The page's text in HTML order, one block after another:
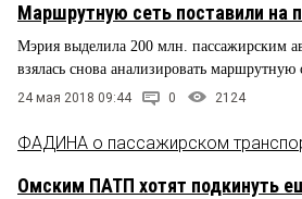
Маршрутную сеть поставили на
Мэрия выделила 200 млн. пассажирским
взялась снова анализировать маршрутную
24 мая 2018 09:44 0 2124
ФАДИНА о пассажирском
Омским ПАТП хотят подкинуть